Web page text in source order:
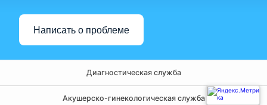
Написать о проблеме
Диагностическая служба
Акушерско-гинекологическая служба